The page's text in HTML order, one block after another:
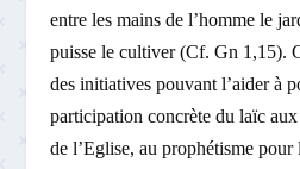
entre les mains de l’homme le
puisse le cultiver (Cf. Gn 1,15).
des initiatives pouvant l’aider à
participation concrète du laïc
de l’Eglise, au prophétisme